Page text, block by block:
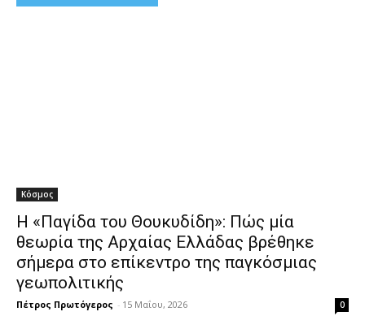
Κόσμος
Η «Παγίδα του Θουκυδίδη»: Πώς μία
θεωρία της Αρχαίας Ελλάδας βρέθηκε
σήμερα στο επίκεντρο της παγκόσμιας
γεωπολιτικής
Πέτρος Πρωτόγερος - 15 Μαΐου, 2026 0